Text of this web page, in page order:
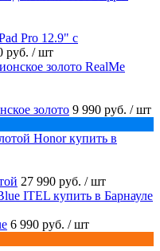
Pro 12.9" с
руб. / шт
золото 9 990 руб. / шт
27 990 руб. / шт
6 990 руб. / шт